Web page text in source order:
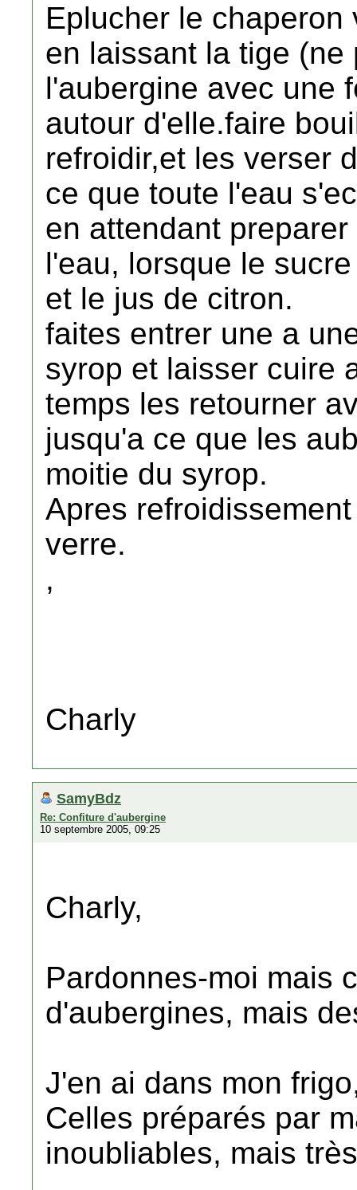
Eplucher le
en laissant la tige
l'aubergine avec une
autour d'elle.faire
refroidir,et les verser
ce que toute l'eau
en attendant
l'eau, lorsque le
et le jus de citron.
faites entrer une a
syrop et laisser cuire
temps les retourner
jusqu'a ce que les
moitie du syrop.
Apres
verre.
,
Charly
SamyBdz
Re: Confiture d'aubergine
10 septembre 2005, 09:25
Charly,
Pardonnes-moi mais
d'aubergines, mais
J'en ai dans mon
Celles préparés par
inoubliables, mais